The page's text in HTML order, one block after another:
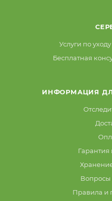
Услуги по
Бесплатная
ИНФОРМАЦИЯ
Гарантия
Вопросы
Правила и